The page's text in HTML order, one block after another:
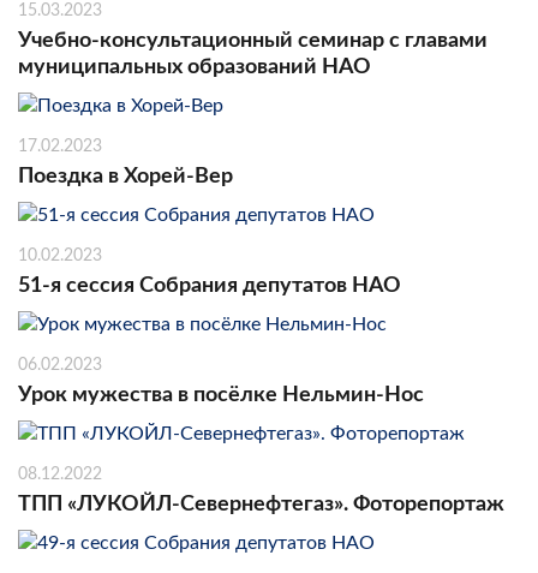
15.03.2023
Учебно-консультационный семинар с главами
муниципальных образований НАО
17.02.2023
Поездка в Хорей-Вер
10.02.2023
51-я сессия Собрания депутатов НАО
06.02.2023
Урок мужества в посёлке Нельмин-Нос
08.12.2022
ТПП «ЛУКОЙЛ-Севернефтегаз». Фоторепортаж